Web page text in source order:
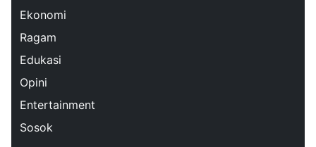
Ekonomi
Ragam
Edukasi
Opini
Entertainment
Sosok